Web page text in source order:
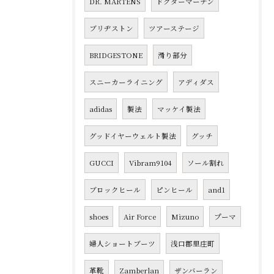
ブリヂストン ツアーステージ
BRIDGESTONE 滑り部分
スニーカーライニング アディダス
adidas 製法 マッケイ製法
グッドイヤーウェルト製法 グッチ
GUCCI Vibram9104 ソール割れ
ブロックヒール ピンヒール and1
shoes Air Force Mizuno プーマ
婦人ショートブーツ 浅口郡里庄町
革靴 Zamberlan ザンバーラン